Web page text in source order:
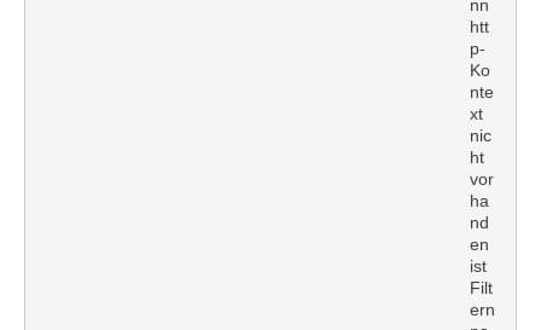
nn
htt
p-
Ko
nte
xt
nic
ht
vor
ha
nd
en
ist
Filt
ern